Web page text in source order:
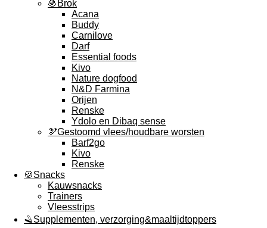
🧆Brok
Acana
Buddy
Carnilove
Darf
Essential foods
Kivo
Nature dogfood
N&D Farmina
Orijen
Renske
Ydolo en Dibaq sense
🫘Gestoomd vlees/houdbare worsten
Barf2go
Kivo
Renske
🍪Snacks
Kauwsnacks
Trainers
Vleesstrips
🪒Supplementen, verzorging&maaltijdtoppers